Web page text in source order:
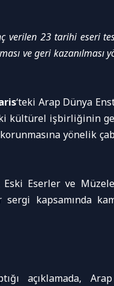
verilen 23 tarihi eseri
ve geri kazanılması
‘teki Arap Dünya
kültürel işbirliğinin
yönelik
Eski Eserler ve
kapsamında
açıklamada,